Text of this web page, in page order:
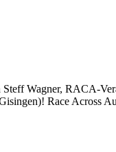
Wagner, RACA-
Race Across